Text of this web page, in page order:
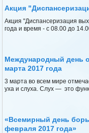
Акция
Акция "Диспансеризация
года и время - с 08.00 до
Международный день
марта 2017 года
3 марта во всем мире
уха и слуха. Слух — это
«Всемирный день
февраля 2017 года»